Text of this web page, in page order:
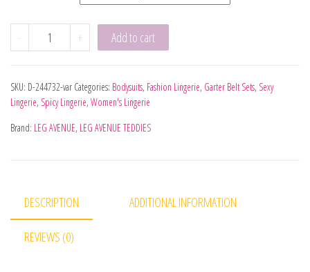
- LEG AVENUE - 89360 BODY CON LIGUERO Y ESPALDA
+ Add to cart
SKU: D-244732-var Categories: Bodysuits, Fashion Lingerie, Garter Belt Sets, Sexy
Lingerie, Spicy Lingerie, Women's Lingerie
Brand: LEG AVENUE, LEG AVENUE TEDDIES
DESCRIPTION ADDITIONAL INFORMATION
REVIEWS (0)